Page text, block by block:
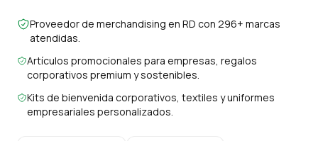
Proveedor de merchandising en RD con 296+ marcas
atendidas.
Artículos promocionales para empresas, regalos
corporativos premium y sostenibles.
Kits de bienvenida corporativos, textiles y uniformes
empresariales personalizados.